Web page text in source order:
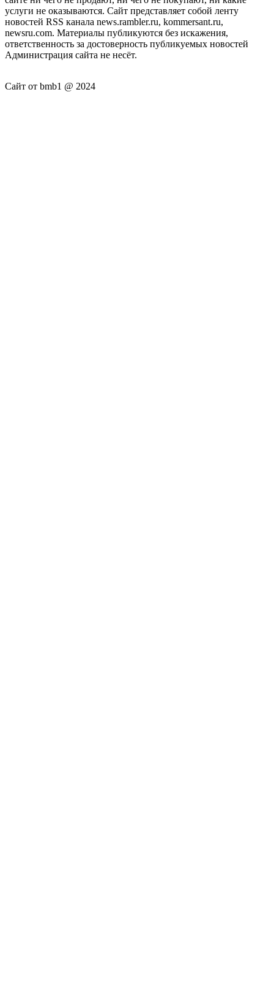
услуги не оказываются. Сайт представляет собой ленту
новостей RSS канала news.rambler.ru, kommersant.ru,
newsru.com. Материалы публикуются без искажения,
ответственность за достоверность публикуемых новостей
Администрация сайта не несёт.
Сайт от bmb1 @ 2024